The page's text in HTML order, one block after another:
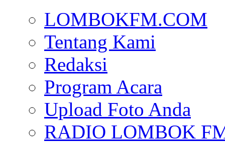
LOMBOKFM.COM
Tentang Kami
Redaksi
Program Acara
Upload Foto Anda
RADIO LOMBOK